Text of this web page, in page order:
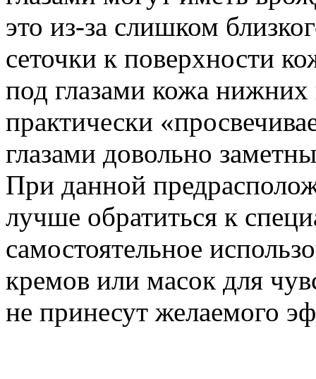
это из-за слишком
сеточки к поверхности
под глазами кожа нижних
практически
глазами довольно
При данной
лучше обратиться к
самостоятельное
кремов или масок для
не принесут желаемого